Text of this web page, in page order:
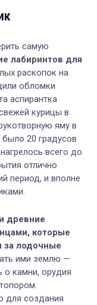
самую
лабиринтов для
раскопок на
обломки
аспирантка
курицы в
яму в
20 градусов
всего до
отлично
период, и вполне
древние
которые
за лодочные
ими землю —
о камни, орудия
для создания